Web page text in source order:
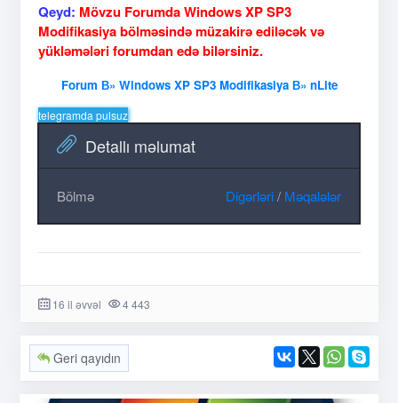
Qeyd: Mövzu Forumda Windows XP SP3
Modifikasiya bölməsində müzakirə ediləcək və
yükləmələri forumdan edə bilərsiniz.
Forum В» Windows XP SP3 Modifikasiya В» nLite
telegramda pulsuz
Detallı məlumat
Bölmə Digərləri/ Məqalələr
16 il əvvəl 4 443
Geri qayıdın